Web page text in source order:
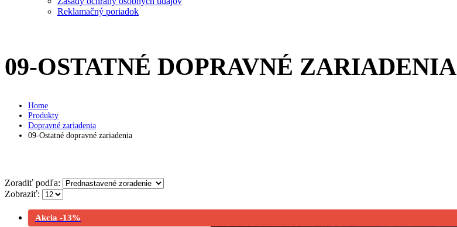
Reklamačný poriadok
09-OSTATNÉ DOPRAVNÉ ZARIADENIA
Home
Produkty
Dopravné zariadenia
09-Ostatné dopravné zariadenia
Zoradiť podľa:
Zobraziť:
Akcia -13%